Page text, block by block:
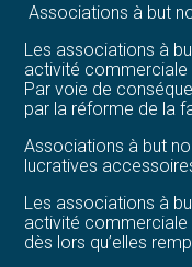
Associations à but
Les associations à
activité commerciale
Par voie de
par la réforme de la
Associations à but
lucratives
Les associations à
activité commerciale
dès lors qu’elles